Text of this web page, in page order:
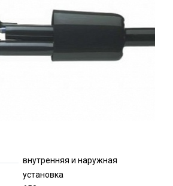
внутренняя и наружная
установка